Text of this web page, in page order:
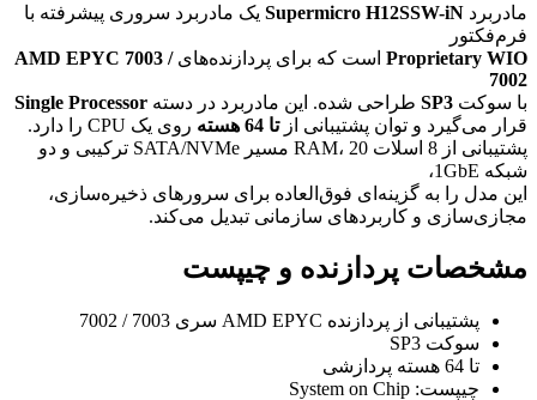
مادربرد Supermicro H12SSW-iN یک مادربرد سروری پیشرفته با
فرم‌فکتور
Proprietary WIO است که برای پردازنده‌هایAMD EPYC 7003 /
7002
با سوکت SP3 طراحی شده. این مادربرد در دسته Single Processor
قرار می‌گیرد و توان پشتیبانی ازتا 64 هسته
روی یک CPU را دارد.
پشتیبانی از 8 اسلات RAM، 20 مسیر SATA/NVMe ترکیبی و دو
شبکه 1GbE،
این مدل را به گزینه‌ای فوق‌العاده برای سرورهای ذخیره‌سازی،
مجازی‌سازی و کاربردهای سازمانی تبدیل می‌کند.
مشخصات پردازنده و چیپست
پشتیبانی از پردازنده AMD EPYC سری 7003 / 7002
سوکت SP3
تا 64 هسته پردازشی
چیپست: System on Chip